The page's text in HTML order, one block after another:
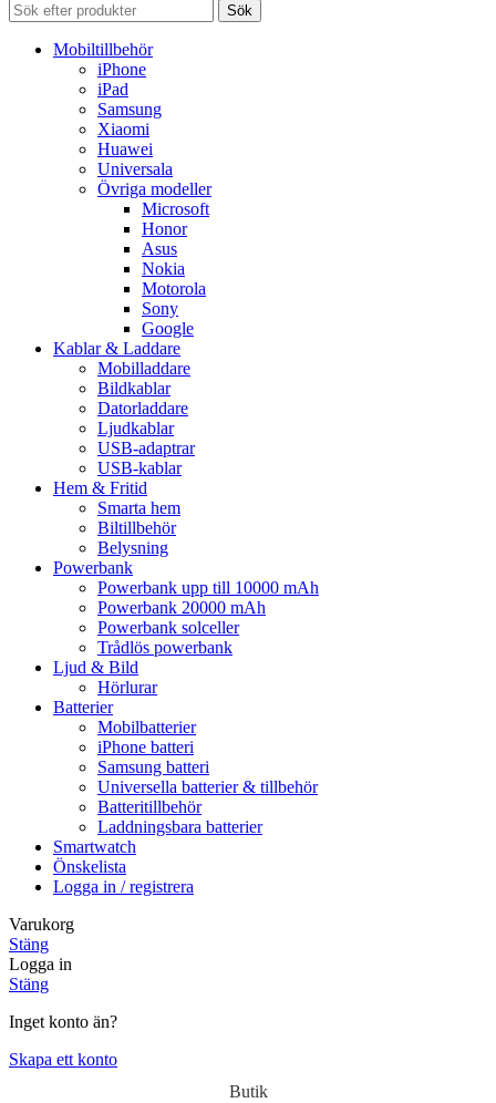
Sök
Mobiltillbehör
iPhone
iPad
Samsung
Xiaomi
Huawei
Universala
Övriga modeller
Microsoft
Honor
Asus
Nokia
Motorola
Sony
Google
Kablar & Laddare
Mobilladdare
Bildkablar
Datorladdare
Ljudkablar
USB-adaptrar
USB-kablar
Hem & Fritid
Smarta hem
Biltillbehör
Belysning
Powerbank
Powerbank upp till 10000 mAh
Powerbank 20000 mAh
Powerbank solceller
Trådlös powerbank
Ljud & Bild
Hörlurar
Batterier
Mobilbatterier
iPhone batteri
Samsung batteri
Universella batterier & tillbehör
Batteritillbehör
Laddningsbara batterier
Smartwatch
Önskelista
Logga in / registrera
Varukorg
Stäng
Logga in
Stäng
Inget konto än?
Skapa ett konto
Butik